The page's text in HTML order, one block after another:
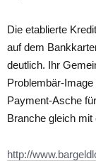
Die etablierte
auf dem
deutlich. Ihr
Problembär-
Payment-Asche
Branche gleich mit
http://